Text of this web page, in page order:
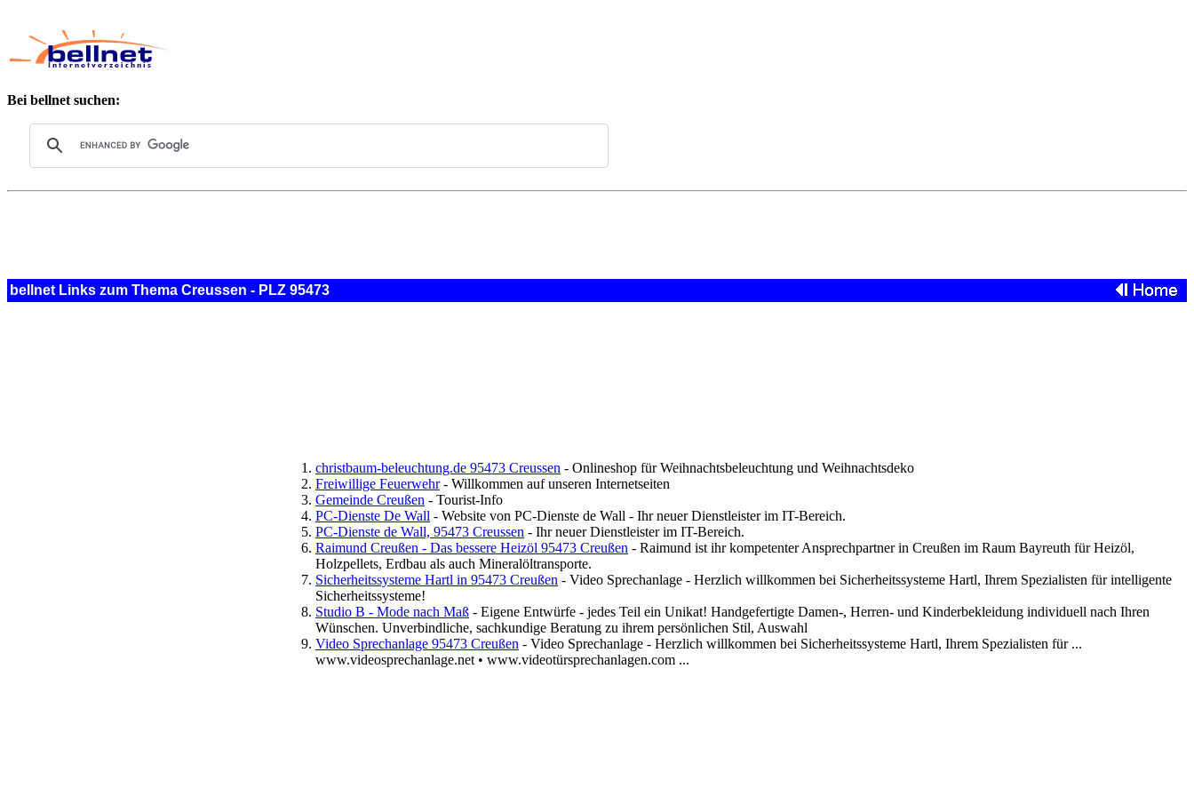
Bei bellnet suchen:
bellnet Links zum Thema Creussen - PLZ 95473
christbaum-beleuchtung.de 95473 Creussen - Onlineshop für Weihnachtsbeleuchtung und Weihnachtsdeko
Freiwillige Feuerwehr- Willkommen auf unseren Internetseiten
Gemeinde Creußen - Tourist-Info
PC-Dienste De Wall - Website von PC-Dienste de Wall - Ihr neuer Dienstleister im IT-Bereich.
PC-Dienste de Wall, 95473 Creussen - Ihr neuer Dienstleister im IT-Bereich.
Raimund Creußen - Das bessere Heizöl 95473 Creußen - Raimund ist ihr kompetenter Ansprechpartner in Creußen im Raum Bayreuth für Heizöl,
Holzpellets, Erdbau als auch Mineralöltransporte.
Sicherheitssysteme Hartl in 95473 Creußen - Video Sprechanlage - Herzlich willkommen bei Sicherheitssysteme Hartl, Ihrem Spezialisten für intelligente
Sicherheitssysteme!
Studio B - Mode nach Maß - Eigene Entwürfe - jedes Teil ein Unikat! Handgefertigte Damen-, Herren- und Kinderbekleidung individuell nach Ihren
Wünschen. Unverbindliche, sachkundige Beratung zu ihrem persönlichen Stil, Auswahl
Video Sprechanlage 95473 Creußen - Video Sprechanlage - Herzlich willkommen bei Sicherheitssysteme Hartl, Ihrem Spezialisten für ...
www.videosprechanlage.net • www.videotürsprechanlagen.com ...